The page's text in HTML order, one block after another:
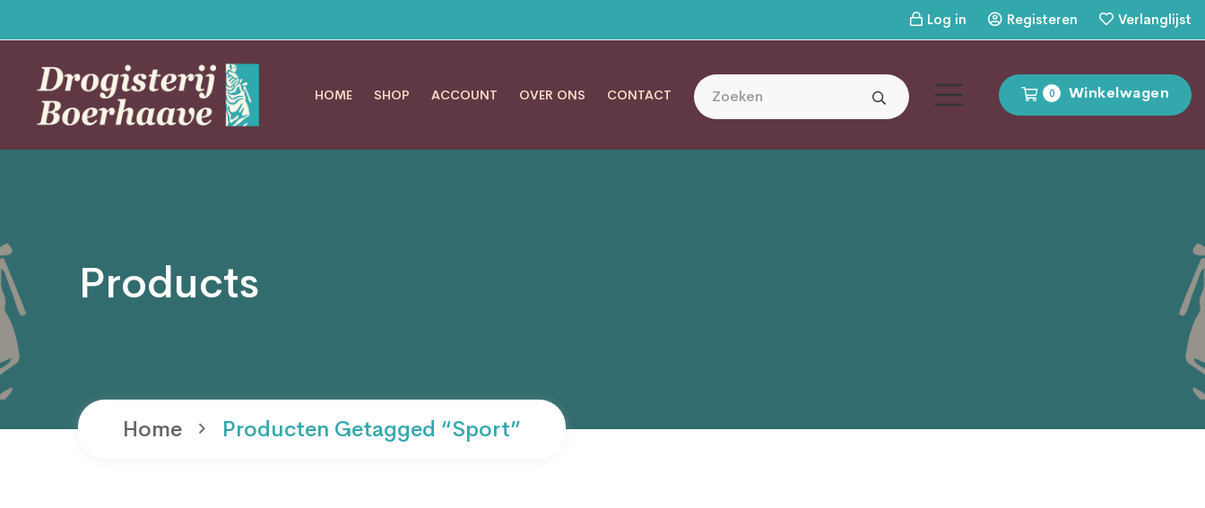
Log in Registeren Verlanglijst
0 Winkelwagen
HOME SHOP ACCOUNT OVER ONS CONTACT
Products
Home Producten Getagged “sport”